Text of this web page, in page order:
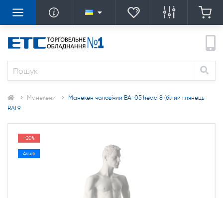
Манекени
Манекен чоловічий ВА-05 head 8 (білий глянець
RAL9
-20%
Акція